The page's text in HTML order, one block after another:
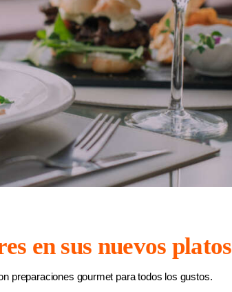
en sus nuevos platos
preparaciones gourmet para todos los gustos.